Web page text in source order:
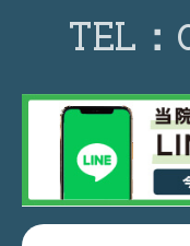
TEL：